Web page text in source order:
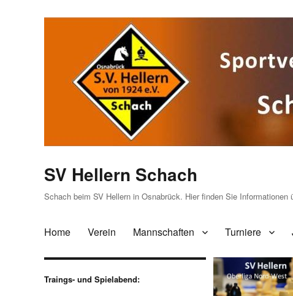
SV Hellern Schach
Schach beim SV Hellern in Osnabrück. Hier finden Sie
Home Verein Mannschaften Turniere
Traings- und Spielabend: